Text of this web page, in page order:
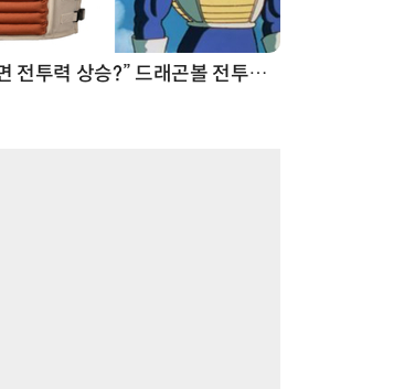
“입으면 전투력 상승?” 드래곤볼 전투복 닮은 중량조끼